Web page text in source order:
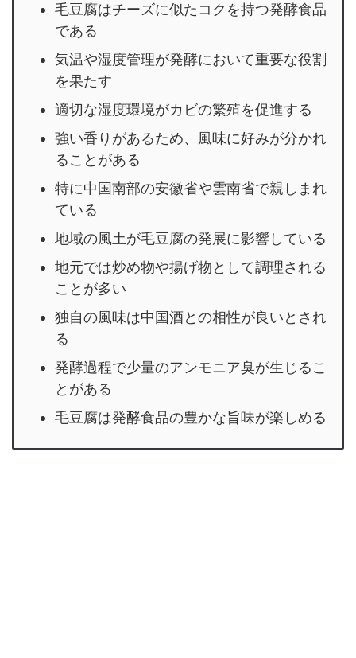
毛豆腐はチーズに似たコクを持つ発酵食品
である
気温や湿度管理が発酵において重要な役割
を果たす
適切な湿度環境がカビの繁殖を促進する
強い香りがあるため、風味に好みが分かれ
ることがある
特に中国南部の安徽省や雲南省で親しまれ
ている
地域の風土が毛豆腐の発展に影響している
地元では炒め物や揚げ物として調理される
ことが多い
独自の風味は中国酒との相性が良いとされ
る
発酵過程で少量のアンモニア臭が生じるこ
とがある
毛豆腐は発酵食品の豊かな旨味が楽しめる